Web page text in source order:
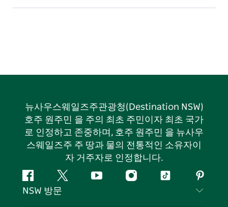
뉴사우스웨일즈주관광청(Destination NSW)
호주 원주민 을 주의 최초 주민이자 최초 국가
로 인정하고 존중하며, 호주 원주민 을 뉴사우
스웨일즈주 주 땅과 물의 전통적인 소유자이
자 거주자로 인정합니다.
페
이
지
유
인
틱
핀
터
NSW 방문